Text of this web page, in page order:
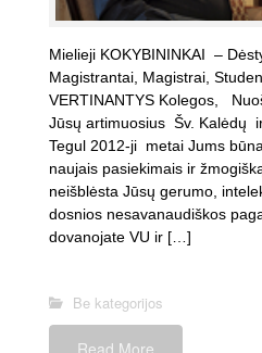
Mielieji KOKYBININKAI –
Magistrantai, Magistrai,
VERTINANTYS Kolegos,
Jūsų artimuosius Šv. Kalėdų
Tegul 2012-ji metai Jums
naujais pasiekimais ir
neišblėsta Jūsų gerumo,
dosnios nesavanaudiškos
dovanojate VU ir […]
Be kategorijos
Read More